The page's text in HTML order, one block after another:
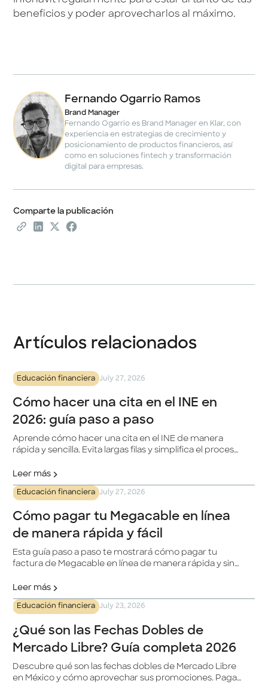
beneficios y poder aprovecharlos al máximo.
Fernando Ogarrio Ramos
Brand Manager
Fernando Ogarrio es Brand Manager en Klar, con
experiencia en estrategias de crecimiento y
posicionamiento de productos financieros, así
como en soluciones fintech y transformación
digital para empresas.
Comparte la publicación
Artículos relacionados
Educación financiera July 27, 2026
Cómo hacer una cita en el INE en
2026: guía paso a paso
Aprende cómo hacer una cita en el INE de manera
rápida y sencilla. Evita largas filas y simplifica el proceso
Leer más
Educación financiera July 27, 2026
Cómo pagar tu Megacable en línea
de manera rápida y fácil
Esta guía paso a paso te mostrará cómo pagar tu
factura de Megacable en línea de manera rápida y sin
compañía de telecomunicaciones en México, y con la
plataforma en línea, podrás gestionar tus pagos de
manera eficiente desde tu hogar.
Leer más
Educación financiera July 23, 2026
¿Qué son las Fechas Dobles de
Mercado Libre? Guía completa 2026
Descubre qué son las fechas dobles de Mercado Libre
en México y cómo aprovechar sus promociones. Paga